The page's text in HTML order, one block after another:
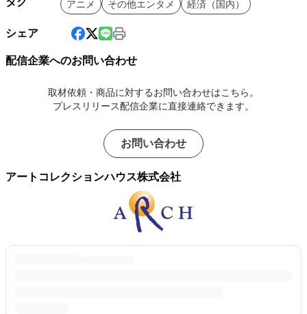
アニメ その他エンタメ 経済（国内）
シェア
配信企業へのお問い合わせ
取材依頼・商品に対するお問い合わせはこちら。
プレスリリース配信企業に直接連絡できます。
お問い合わせ
アートコレクションハウス株式会社